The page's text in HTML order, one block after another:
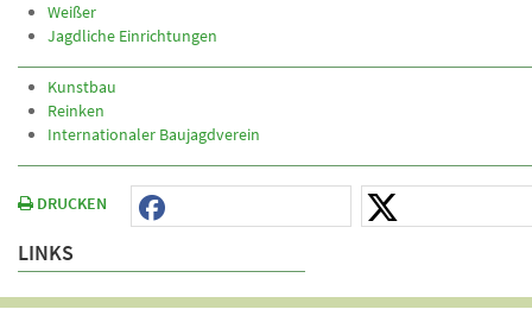
Weißer
Jagdliche Einrichtungen
Kunstbau
Reinken
Internationaler Baujagdverein
DRUCKEN
LINKS